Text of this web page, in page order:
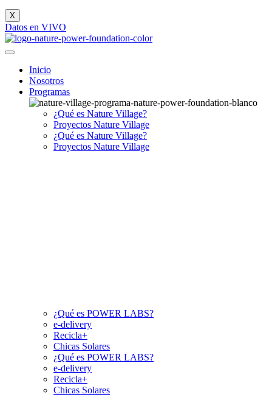
X
Datos en VIVO
Inicio
Nosotros
Programas
¿Qué es Nature Village?
Proyectos Nature Village
¿Qué es Nature Village?
Proyectos Nature Village
¿Qué es POWER LABS?
e-delivery
Recicla+
Chicas Solares
¿Qué es POWER LABS?
e-delivery
Recicla+
Chicas Solares